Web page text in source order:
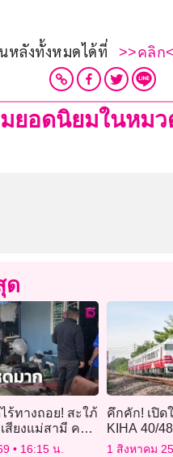
หลังทั้งหมดได้ที่ >>คลิก
ยอดนิยมในหม
ด
ร้ทางถอย! สะใภ้
สียงแม่สามี คว้า
ดับคาบ้าน
16:15 น.
คึกคัก! เปิด
KIHA 40/
แรก เตรียม
1 สิงหาคม